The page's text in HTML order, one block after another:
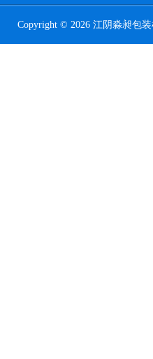
Copyright © 2026 江阴淼昶包